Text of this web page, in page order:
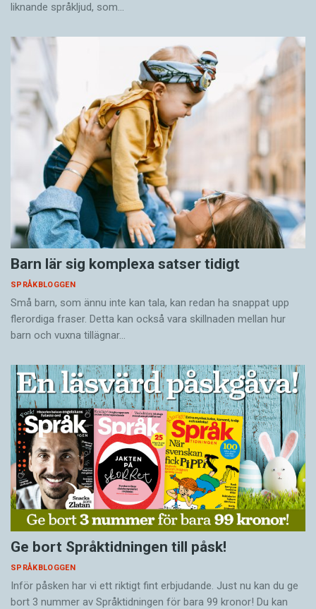
liknande språkljud, som…
Barn lär sig komplexa satser tidigt
SPRÅKBLOGGEN
Små barn, som ännu inte kan tala, kan redan ha snappat upp
flerordiga fraser. Detta kan också vara skillnaden mellan hur
barn och vuxna tillägnar…
Ge bort Språktidningen till påsk!
SPRÅKBLOGGEN
Inför påsken har vi ett riktigt fint erbjudande. Just nu kan du ge
bort 3 nummer av Språktidningen för bara 99 kronor! Du kan